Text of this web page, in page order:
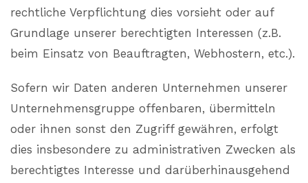
rechtliche Verpflichtung dies vorsieht oder auf
Grundlage unserer berechtigten Interessen (z.B.
beim Einsatz von Beauftragten, Webhostern, etc.).
Sofern wir Daten anderen Unternehmen unserer
Unternehmensgruppe offenbaren, übermitteln
oder ihnen sonst den Zugriff gewähren, erfolgt
dies insbesondere zu administrativen Zwecken als
berechtigtes Interesse und darüberhinausgehend